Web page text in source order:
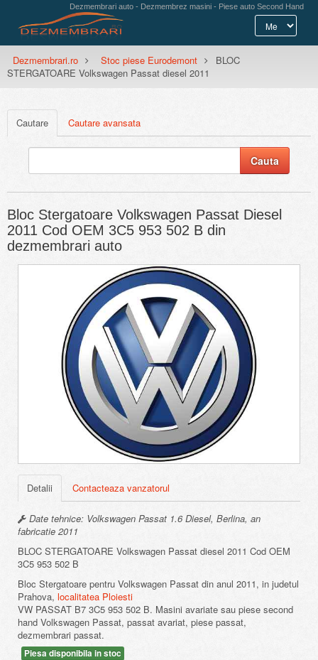
Dezmembrari auto - Dezmembrez masini - Piese auto Second Hand
Dezmembrari.ro Stoc piese Eurodemont
BLOC
STERGATOARE Volkswagen Passat diesel 2011
Cautare Cautare avansata
Bloc Stergatoare Volkswagen Passat Diesel
2011 Cod OEM 3C5 953 502 B din
dezmembrari auto
Detalii Contacteaza vanzatorul
Date tehnice: Volkswagen Passat 1.6 Diesel, Berlina, an
fabricatie 2011
BLOC STERGATOARE Volkswagen Passat diesel 2011 Cod OEM
3C5 953 502 B
Bloc Stergatoare pentru Volkswagen Passat din anul 2011, in judetul
Prahova, localitatea Ploiesti
VW PASSAT B7 3C5 953 502 B. Masini avariate sau piese second
hand Volkswagen Passat, passat avariat, piese passat,
dezmembrari passat.
Piesa disponibila in stoc